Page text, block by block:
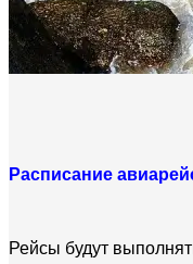
Расписание
Рейсы будут